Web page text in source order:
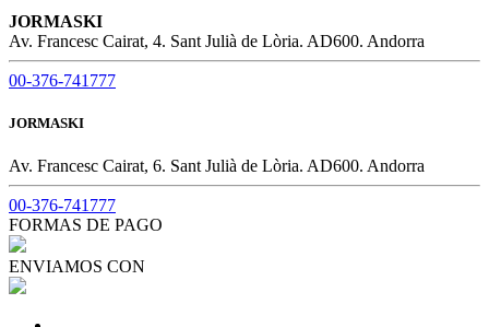
JORMASKI
Av. Francesc Cairat, 4. Sant Julià de Lòria. AD600. Andorra
00-376-741777
JORMASKI
Av. Francesc Cairat, 6. Sant Julià de Lòria. AD600. Andorra
00-376-741777
FORMAS DE PAGO
ENVIAMOS CON